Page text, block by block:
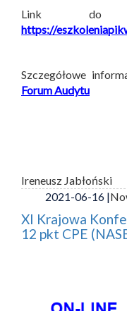
Link do
https://
Szczegółowe
Forum Audytu
Ireneusz Jabłoński
2021-06-16 |
XI Krajowa
12 pkt CPE